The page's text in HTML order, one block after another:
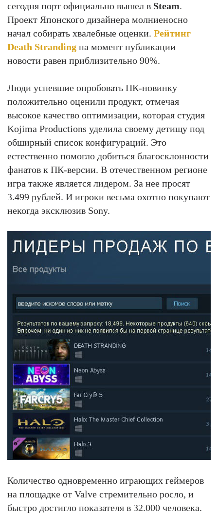
сегодня порт официально вышел в Steam.
Проект Японского дизайнера молниеносно
начал собирать хвалебные оценки. Рейтинг
Death Stranding на момент публикации
новости равен приблизительно 90%.
Люди успевшие опробовать ПК-новинку
положительно оценили продукт, отмечая
высокое качество оптимизации, которая студия
Kojima Productions уделила своему детищу под
обширный список конфигураций. Это
естественно помогло добиться благосклонности
фанатов к ПК-версии. В отечественном регионе
игра также является лидером. За нее просят
3.499 рублей. И игроки весьма охотно покупают
некогда эксклюзив Sony.
Количество одновременно играющих геймеров
на площадке от Valve стремительно росло, и
быстро достигло показателя в 32.000 человека.